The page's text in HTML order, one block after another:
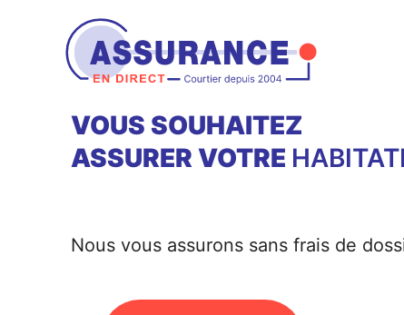
VOUS SOUHAITEZ
ASSURER VOTRE
Nous vous assurons sans frais de